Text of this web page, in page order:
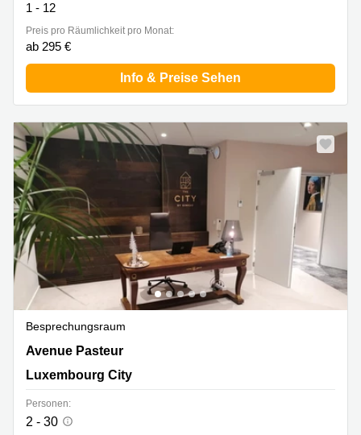
1 - 12
Preis pro Räumlichkeit pro Monat:
ab 295 €
Info & Preise Sehen
Besprechungsraum
14-16 Avenue Pasteur, Limpertsberg, Luxembourg City
Avenue Pasteur
Luxembourg City
Personen:
2 - 30